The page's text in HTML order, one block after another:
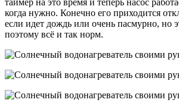
когда нужно. Конечно его приходится
если идет дождь или очень пасмурно, но
поэтому всё и так норм.